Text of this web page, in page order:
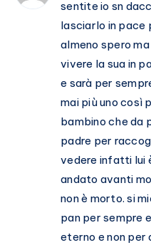
sentite io sn
lasciarlo in pace
almeno spero
vivere la sua in
e sarà per
mai più uno così
bambino che da
padre per
vedere infatti lui
andato avanti
non è morto. si
pan per sempre
eterno e non per